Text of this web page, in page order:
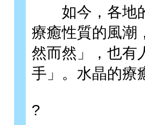
如今，各地的
療癒性質的風潮
然而然」，也有
手」。水晶的療
?